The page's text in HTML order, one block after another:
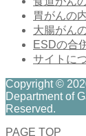
胃がんの
大腸がん
ESDの合
サイトに
Copyright ©
Department of
Reserved.
PAGE TOP